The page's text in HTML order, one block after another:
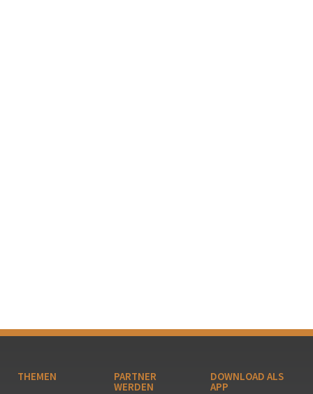
THEMEN PARTNER
WERDEN
DOWNLOAD ALS
APP